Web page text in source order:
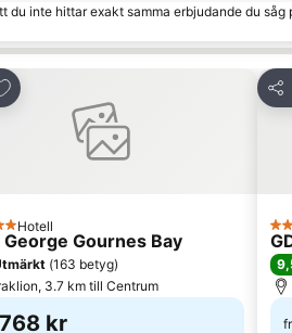
inte hittar exakt samma erbjudande du såg
till i Mina Favoriter
Hotell
George Gournes Bay
(163 betyg)
3.7 km till Centrum
768 kr
Dela
5